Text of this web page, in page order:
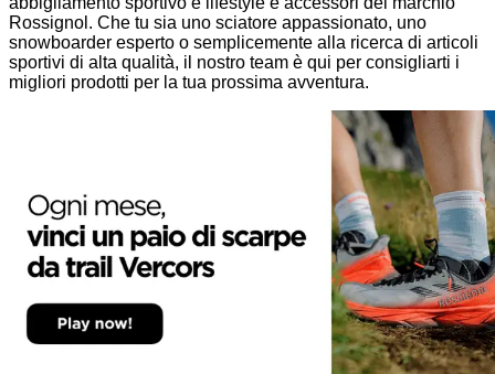
Rossignol. Che tu sia uno sciatore appassionato, uno
snowboarder esperto o semplicemente alla ricerca di articoli
sportivi di alta qualità, il nostro team è qui per consigliarti i
migliori prodotti per la tua prossima avventura.